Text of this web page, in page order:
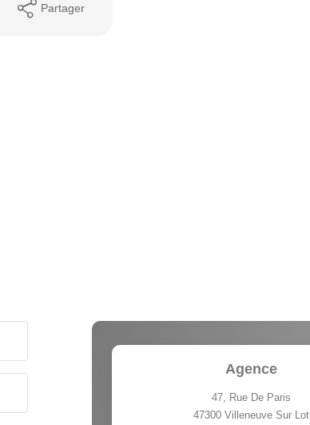
Partager
Agence
47, Rue De Paris
47300 Villeneuve Sur Lot